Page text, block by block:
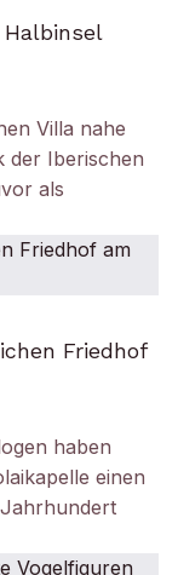
Villa nahe
der Iberischen
als
Friedhof
haben
einen